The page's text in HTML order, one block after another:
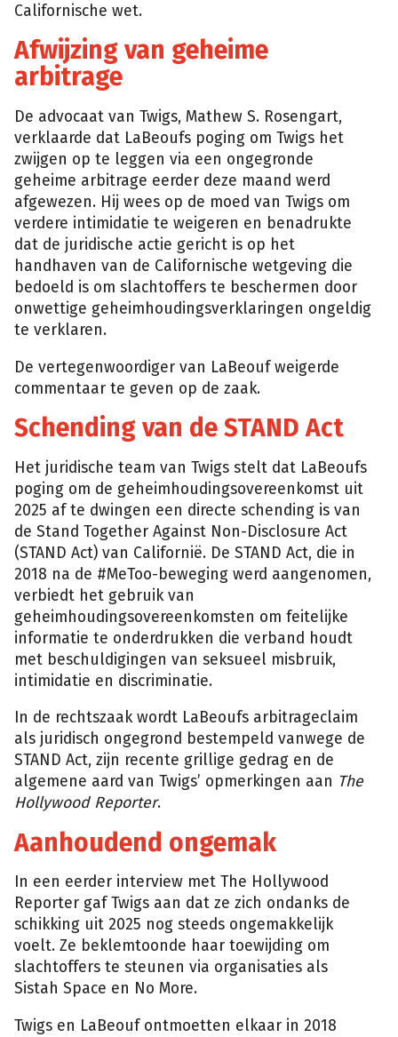
Californische wet.
Afwijzing van geheime
arbitrage
De advocaat van Twigs, Mathew S. Rosengart,
verklaarde dat LaBeoufs poging om Twigs het
zwijgen op te leggen via een ongegronde
geheime arbitrage eerder deze maand werd
afgewezen. Hij wees op de moed van Twigs om
verdere intimidatie te weigeren en benadrukte
dat de juridische actie gericht is op het
handhaven van de Californische wetgeving die
bedoeld is om slachtoffers te beschermen door
onwettige geheimhoudingsverklaringen ongeldig
te verklaren.
De vertegenwoordiger van LaBeouf weigerde
commentaar te geven op de zaak.
Schending van de STAND Act
Het juridische team van Twigs stelt dat LaBeoufs
poging om de geheimhoudingsovereenkomst uit
2025 af te dwingen een directe schending is van
de Stand Together Against Non-Disclosure Act
(STAND Act) van Californië. De STAND Act, die in
2018 na de #MeToo-beweging werd aangenomen,
verbiedt het gebruik van
geheimhoudingsovereenkomsten om feitelijke
informatie te onderdrukken die verband houdt
met beschuldigingen van seksueel misbruik,
intimidatie en discriminatie.
In de rechtszaak wordt LaBeoufs arbitrageclaim
als juridisch ongegrond bestempeld vanwege de
STAND Act, zijn recente grillige gedrag en de
algemene aard van Twigs’ opmerkingen aan The
Hollywood Reporter.
Aanhoudend ongemak
In een eerder interview met The Hollywood
Reporter gaf Twigs aan dat ze zich ondanks de
schikking uit 2025 nog steeds ongemakkelijk
voelt. Ze beklemtoonde haar toewijding om
slachtoffers te steunen via organisaties als
Sistah Space en No More.
Twigs en LaBeouf ontmoetten elkaar in 2018